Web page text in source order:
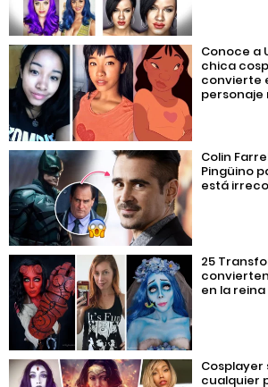
Conoce a
chica
convierte
personaje
Colin
Pingüino
está
25
en la
cualquier